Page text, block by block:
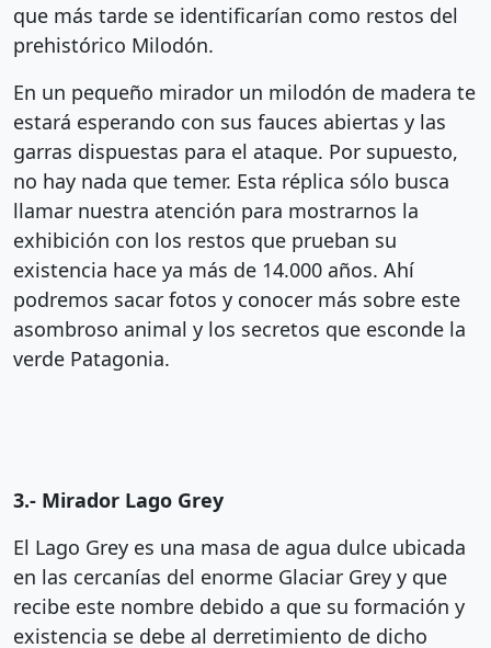
que más tarde se identificarían como restos del
prehistórico Milodón.
En un pequeño mirador un milodón de madera te
estará esperando con sus fauces abiertas y las
garras dispuestas para el ataque. Por supuesto,
no hay nada que temer. Esta réplica sólo busca
llamar nuestra atención para mostrarnos la
exhibición con los restos que prueban su
existencia hace ya más de 14.000 años. Ahí
podremos sacar fotos y conocer más sobre este
asombroso animal y los secretos que esconde la
verde Patagonia.
3.- Mirador Lago Grey
El Lago Grey es una masa de agua dulce ubicada
en las cercanías del enorme Glaciar Grey y que
recibe este nombre debido a que su formación y
existencia se debe al derretimiento de dicho